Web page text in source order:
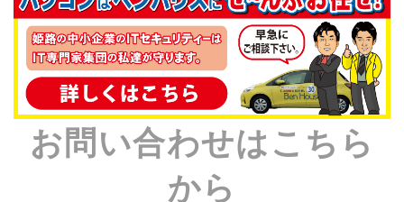
お問い合わせはこちら
から